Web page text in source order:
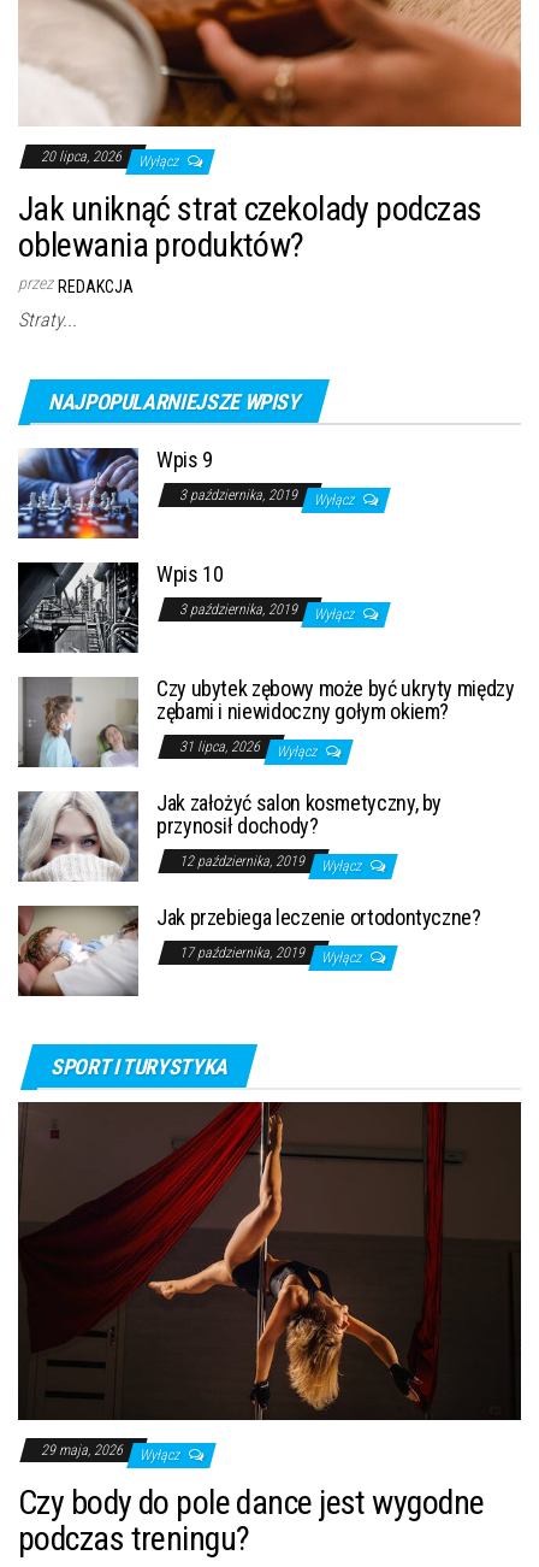
20 lipca, 2026 Wyłącz
Jak uniknąć strat czekolady podczas
oblewania produktów?
przez REDAKCJA
Straty...
NAJPOPULARNIEJSZE WPISY
Wpis 9
3 października, 2019 Wyłącz
Wpis 10
3 października, 2019 Wyłącz
Czy ubytek zębowy może być ukryty między
zębami i niewidoczny gołym okiem?
31 lipca, 2026 Wyłącz
Jak założyć salon kosmetyczny, by
przynosił dochody?
12 października, 2019 Wyłącz
Jak przebiega leczenie ortodontyczne?
17 października, 2019 Wyłącz
SPORT I TURYSTYKA
29 maja, 2026 Wyłącz
Czy body do pole dance jest wygodne
podczas treningu?